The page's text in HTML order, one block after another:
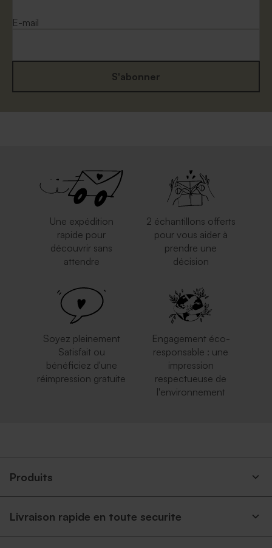
E-mail
S'abonner
Une expédition
rapide pour
découvrir sans
attendre
2 échantillons offerts
pour vous aider à
prendre une
décision
Soyez pleinement
Satisfait ou
bénéficiez d'une
réimpression gratuite
Engagement éco-
responsable : une
impression
respectueuse de
l'environnement
Produits
Livraison rapide en toute securite